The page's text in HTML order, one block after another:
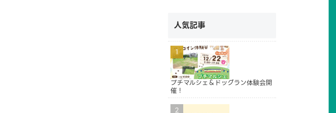
人気記事
プチマルシェ＆ドッグラン体験会開
催！